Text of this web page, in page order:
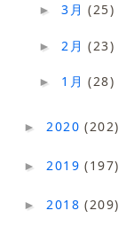
►3月(25)
► 2月(23)
► 1月(28)
► 2020(202)
► 2019(197)
► 2018(209)